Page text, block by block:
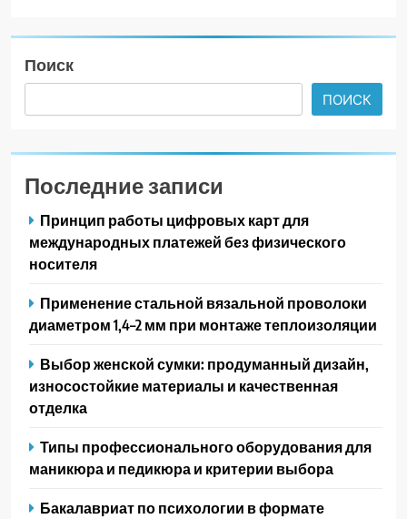
Поиск
ПОИСК
Последние записи
Принцип работы цифровых карт для
международных платежей без физического
носителя
Применение стальной вязальной проволоки
диаметром 1,4–2 мм при монтаже теплоизоляции
Выбор женской сумки: продуманный дизайн,
износостойкие материалы и качественная
отделка
Типы профессионального оборудования для
маникюра и педикюра и критерии выбора
Бакалавриат по психологии в формате